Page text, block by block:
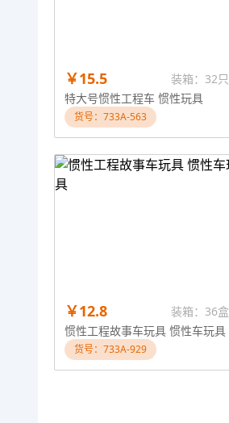
￥15.5
装箱：32只
特大号惯性工程车 惯性玩具
货号：733A-563
￥12.8
装箱：36盒
惯性工程故事车玩具 惯性车玩具
货号：733A-929